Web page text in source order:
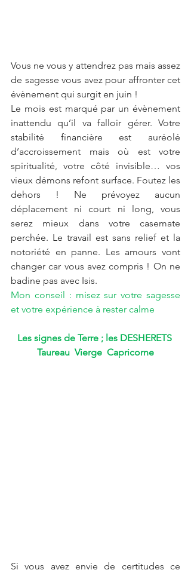
Vous ne vous y attendrez pas mais assez
de sagesse vous avez pour affronter cet
évènement qui surgit en juin !
Le mois est marqué par un évènement
inattendu qu’il va falloir gérer. Votre
stabilité financière est auréolé
d’accroissement mais où est votre
spiritualité, votre côté invisible… vos
vieux démons refont surface. Foutez les
dehors ! Ne prévoyez aucun
déplacement ni court ni long, vous
serez mieux dans votre casemate
perchée. Le travail est sans relief et la
notoriété en panne. Les amours vont
changer car vous avez compris ! On ne
badine pas avec Isis.
Mon conseil : misez sur votre sagesse
et votre expérience à rester calme
Les signes de Terre ; les DESHERETS
Taureau  Vierge  Capricorne
Si vous avez envie de certitudes ce